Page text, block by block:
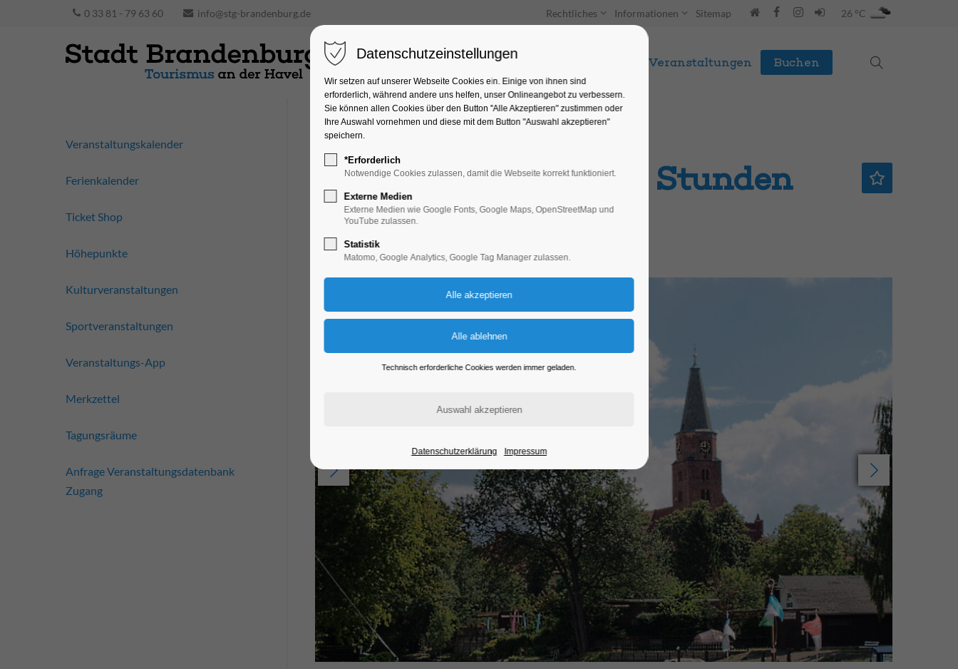
0 33 81 - 79 63 60 info@stg-brandenburg.de Rechtliches Informationen Sitemap 26 °C
Unterkünfte Entdecken & Erleben Veranstaltungen Buchen
„Stadtrundfahrt“ 2,0 Stunden
Schiffrundfahrt
29.03.2024, 14:00–16:00
Veranstaltungskalender
Ferienkalender
Ticket Shop
Höhepunkte
Kulturveranstaltungen
Sportveranstaltungen
Veranstaltungs-App
Merkzettel
Tagungsräume
Anfrage Veranstaltungsdatenbank
Zugang
Datenschutzeinstellungen
Wir setzen auf unserer Webseite Cookies ein. Einige von ihnen sind
erforderlich, während andere uns helfen, unser Onlineangebot zu verbessern.
Sie können allen Cookies über den Button "Alle Akzeptieren" zustimmen oder
Ihre Auswahl vornehmen und diese mit dem Button "Auswahl akzeptieren"
speichern.
*Erforderlich
Notwendige Cookies zulassen, damit die Webseite korrekt funktioniert.
Externe Medien
Externe Medien wie Google Fonts, Google Maps, OpenStreetMap und
YouTube zulassen.
Statistik
Matomo, Google Analytics, Google Tag Manager zulassen.
Technisch erforderliche Cookies werden immer geladen.
Datenschutzerklärung Impressum